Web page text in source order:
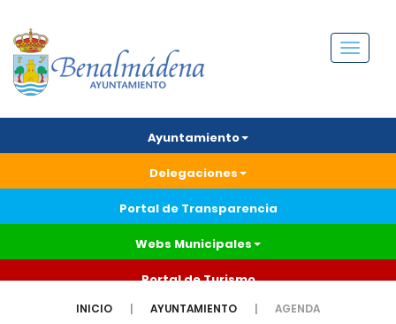
Menú
Ayuntamiento
Delegaciones
Portal de Transparencia
Webs Municipales
Portal de Turismo
INICIO AYUNTAMIENTO AGENDA